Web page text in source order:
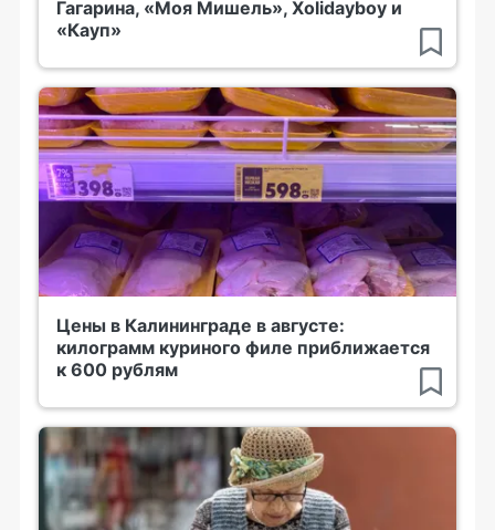
Гагарина, «Моя Мишель», Xolidayboy и
«Кауп»
Цены в Калининграде в августе:
килограмм куриного филе приближается
к 600 рублям